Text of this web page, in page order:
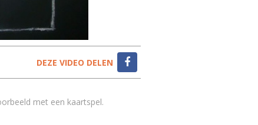
DEZE VIDEO DELEN
met een kaartspel.